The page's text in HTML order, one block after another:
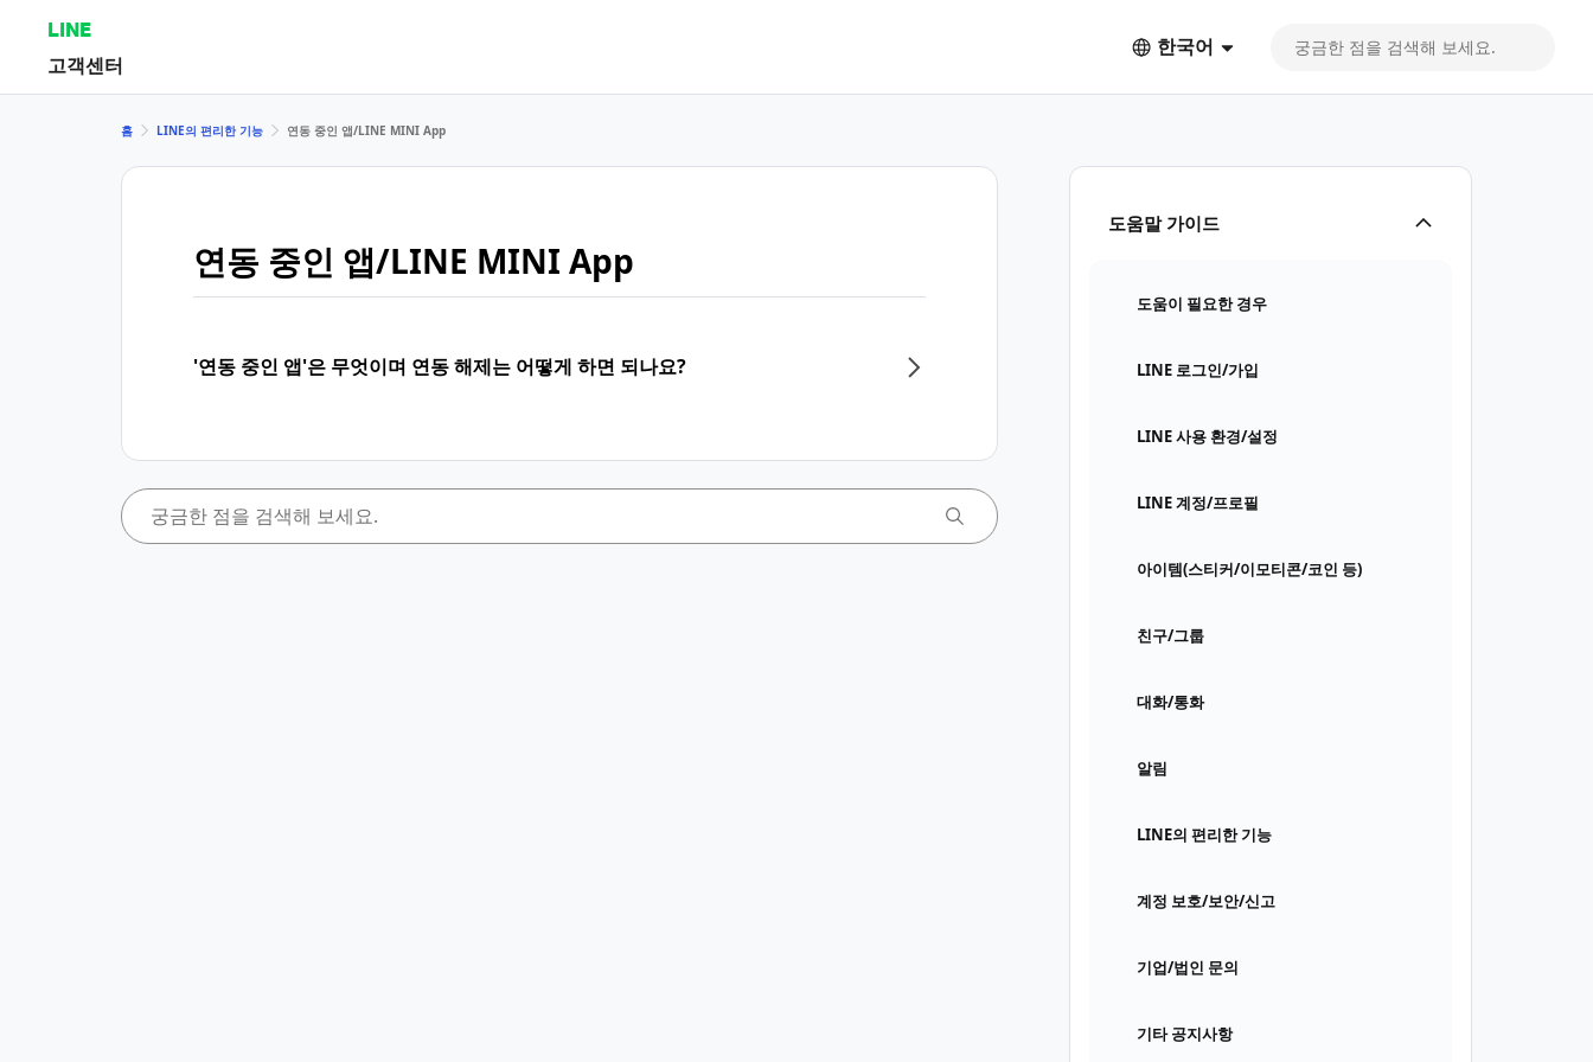
LINE
고객센터
한국어
도움말 가이드
도움이 필요한 경우
LINE 로그인/가입
LINE 사용 환경/설정
LINE 계정/프로필
아이템(스티커/이모티콘/코인 등)
친구/그룹
대화/통화
알림
LINE의 편리한 기능
계정 보호/보안/신고
기업/법인 문의
기타 공지사항
홈 LINE의 편리한 기능 연동 중인 앱/LINE MINI App
연동 중인 앱/LINE MINI App
'연동 중인 앱'은 무엇이며 연동 해제는 어떻게 하면 되나요?